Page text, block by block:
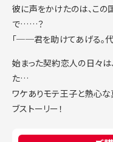
彼に声をかけたのは、こ
で……？
「──君を助けてあげる。
始まった契約恋人の日々は
た…
ワケありモテ王子と熱心
ブストーリー！